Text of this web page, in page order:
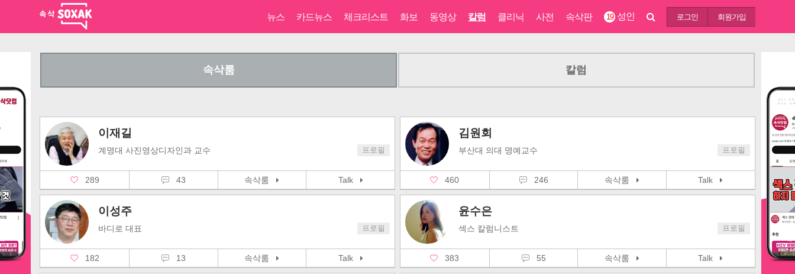
뉴스 카드뉴스 체크리스트 화보 동영상 칼럼 클리닉 사전 속삭판 19 성인 로그인 회원가입
속삭룸 칼럼
이재길
계명대 사진영상디자인과 교수 프로필
289 43 속삭룸 Talk
김원회
부산대 의대 명예교수 프로필
460 246 속삭룸 Talk
이성주
바디로 대표 프로필
182 13 속삭룸 Talk
윤수은
섹스 칼럼니스트 프로필
383 55 속삭룸 Talk